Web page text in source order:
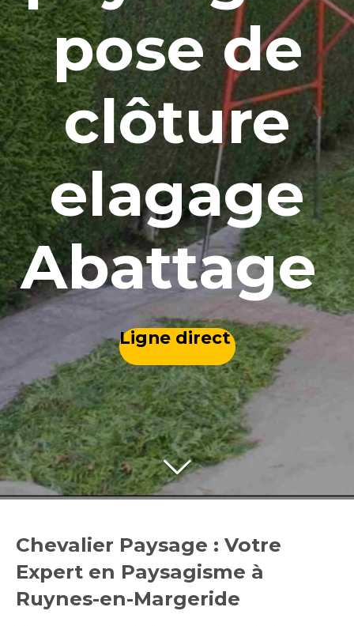
pose de
clôture
elagage
Abattage
Ligne direct
Chevalier Paysage : Votre
Expert en Paysagisme à
Ruynes-en-Margeride